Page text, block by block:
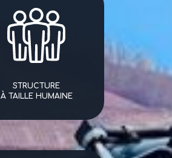
STRUCTURE
À TAILLE HUMAINE